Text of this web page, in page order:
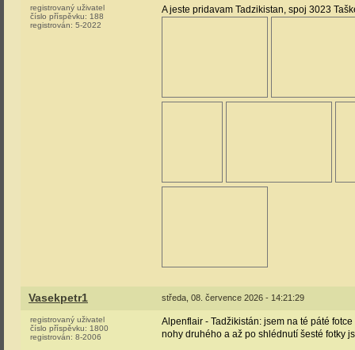
registrovaný uživatel
číslo příspěvku: 188
registrován: 5-2022
A jeste pridavam Tadzikistan, spoj 3023
Vasekpetr1 středa, 08. července 2026 - 14:21:29
registrovaný uživatel
číslo příspěvku: 1800
registrován: 8-2006
Alpenflair - Tadžikistán: jsem na té páté
nohy druhého a až po shlédnutí šesté fotky